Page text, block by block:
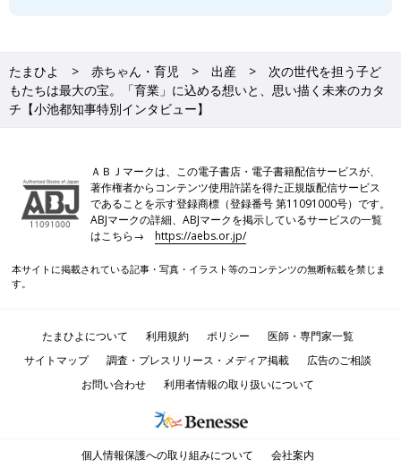
たまひよ 赤ちゃん・育児 出産
次の世代を担う子ど
もたちは最大の宝。「育業」に込める想いと、思い描く未来のカタ
チ【小池都知事特別インタビュー】
ＡＢＪマークは、この電子書店・電子書籍配信サービスが、
著作権者からコンテンツ使用許諾を得た正規版配信サービス
であることを示す登録商標（登録番号 第11091000号）です。
ABJマークの詳細、ABJマークを掲示しているサービスの一覧
はこちら→https://aebs.or.jp/
本サイトに掲載されている記事・写真・イラスト等のコンテンツの無断転載を禁じま
す。
たまひよについて 利用規約 ポリシー
医師・専門家一覧
サイトマップ
調査・プレスリリース・メディア掲載
広告のご相談
お問い合わせ
利用者情報の取り扱いについて
個人情報保護への取り組みについて 会社案内